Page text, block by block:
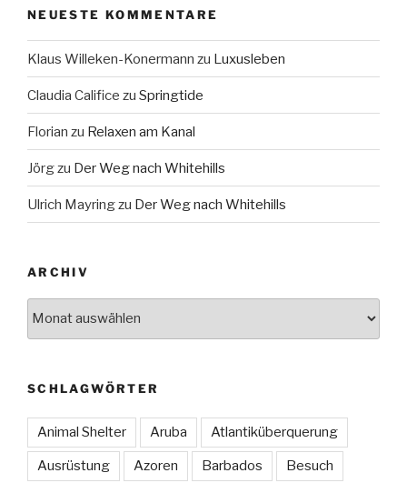
NEUESTE KOMMENTARE
Klaus Willeken-Konermann zu Luxusleben
Claudia Califice zu Springtide
Florian zu Relaxen am Kanal
Jörgzu Der Weg nach Whitehills
Ulrich Mayringzu Der Weg nach Whitehills
ARCHIV
SCHLAGWÖRTER
Animal Shelter Aruba Atlantiküberquerung
Ausrüstung Azoren Barbados Besuch